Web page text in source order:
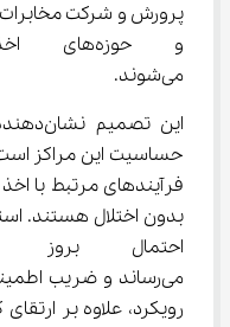
و
می‌شوند.
حساسیت این مراکز است؛
فرآیندهای مرتبط با اخذ
احتمال
رویکرد، علاوه بر